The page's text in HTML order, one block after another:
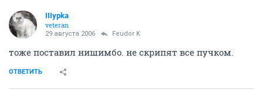
IIIypka
veteran
29 августа 2006 Feudor K
тоже поставил нишимбо. не скрипят все пучком.
ОТВЕТИТЬ